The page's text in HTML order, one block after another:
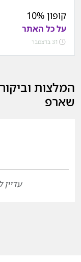
קופון 10%
על כל האתר
31 בדצמבר
שארפ
עדיין